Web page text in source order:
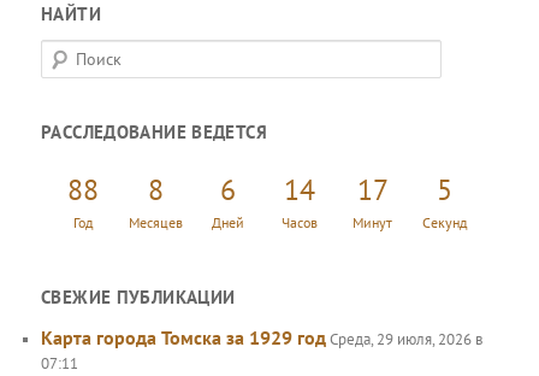
НАЙТИ
П
о
с
РАССЛЕДОВАНИЕ ВЕДЕТСЯ
88
Год
8
Месяцев
6
Дней
14
Часов
17
Минут
6
Секунд
СВЕЖИЕ ПУБЛИКАЦИИ
Карта города Томска за 1929 годСреда, 29 июля, 2026 в
07:11